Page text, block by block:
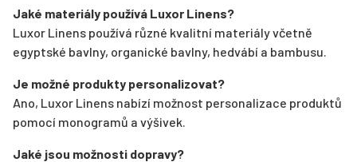
Jaké materiály používá Luxor Linens?
Luxor Linens používá různé kvalitní materiály včetně
egyptské bavlny, organické bavlny, hedvábí a bambusu.
Je možné produkty personalizovat?
Ano, Luxor Linens nabízí možnost personalizace produktů
pomocí monogramů a výšivek.
Jaké jsou možnosti dopravy?